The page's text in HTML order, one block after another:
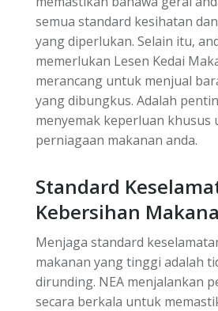
semua standard kesihatan
yang diperlukan. Selain itu,
memerlukan Lesen Kedai
merancang untuk menjual
yang dibungkus. Adalah
menyemak keperluan khusus
perniagaan makanan anda.
Standard
Kebersihan
Menjaga standard
makanan yang tinggi adalah
dirunding. NEA menjalankan
secara berkala untuk